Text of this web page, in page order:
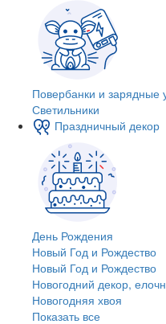
Повербанки и зарядные
Светильники
Праздничный декор
День Рождения
Новый Год и Рождество
Новый Год и Рождество
Новогодний декор,
Новогодняя хвоя
Показать все